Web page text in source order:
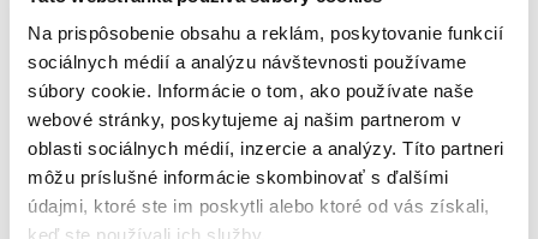
Na prispôsobenie obsahu a reklám, poskytovanie funkcií
sociálnych médií a analýzu návštevnosti používame
súbory cookie. Informácie o tom, ako používate naše
webové stránky, poskytujeme aj našim partnerom v
oblasti sociálnych médií, inzercie a analýzy. Títo partneri
môžu príslušné informácie skombinovať s ďalšími
údajmi, ktoré ste im poskytli alebo ktoré od vás získali,
keď ste používali ich služby.
Balenie obsahuje puzdro na okuliare a najmenšia veľkosť (0 - 2
roky) sa dodáva so silikónovým remienkom, aby okuliare pevne
sedeli na mieste.
Pre deti 0-2 rokov.
Hodnocení